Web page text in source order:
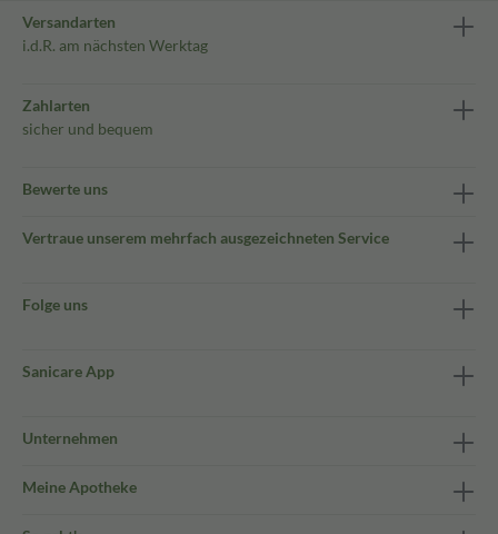
Versandarten
i.d.R. am nächsten Werktag
Zahlarten
sicher und bequem
Bewerte uns
Vertraue unserem mehrfach ausgezeichneten Service
Folge uns
Sanicare App
Unternehmen
Meine Apotheke